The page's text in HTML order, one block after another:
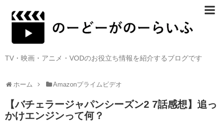
TV・映画・アニメ・VODのお役立ち情報を紹介するブログです
ホーム Amazonプライムビデオ
【バチェラージャパンシーズン2 7話感想】追っ
かけエンジンって何？